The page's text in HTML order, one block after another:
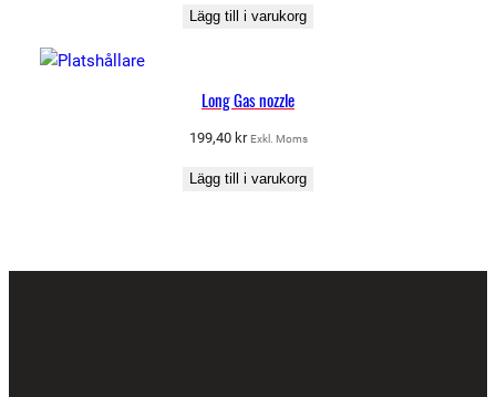
Lägg till i varukorg
Long Gas nozzle
199,40 kr Exkl. Moms
Lägg till i varukorg